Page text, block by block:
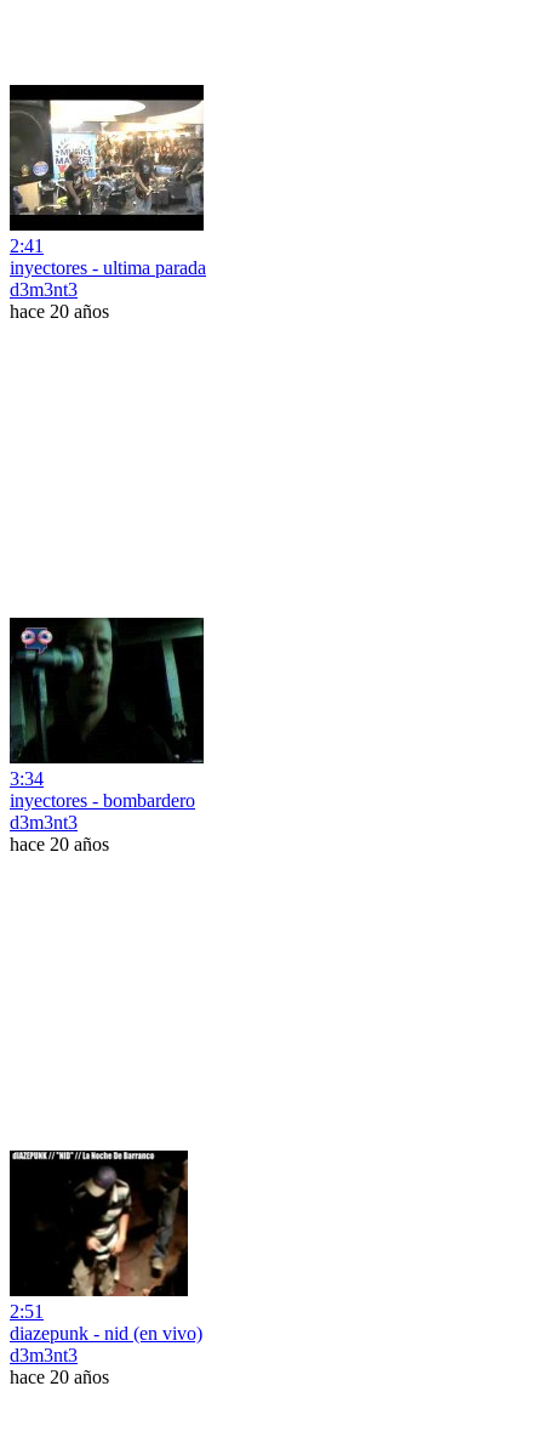
2:41
inyectores - ultima parada
d3m3nt3
hace 20 años
3:34
inyectores - bombardero
d3m3nt3
hace 20 años
2:51
diazepunk - nid (en vivo)
d3m3nt3
hace 20 años